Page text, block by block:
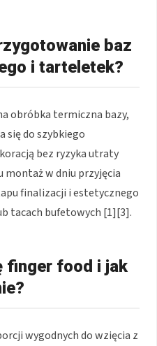
baz
i tarteletek?
obróbka termiczna bazy,
się do szybkiego
bez ryzyka utraty
montaż w dniu przyjęcia
finalizacji i estetycznego
tacach bufetowych [1][3].
finger food i jak
wygodnych do wzięcia z